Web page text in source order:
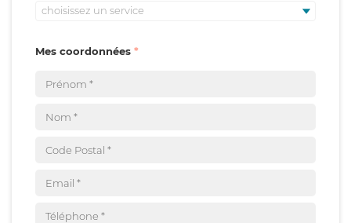
choisissez un service
Mes coordonnées